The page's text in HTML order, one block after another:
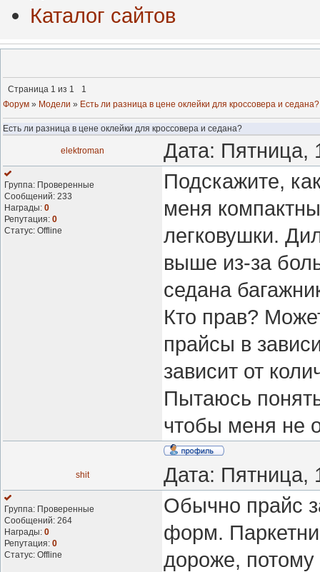
Каталог сайтов
Страница 1 из 1
1
Форум » Модели » Есть ли разница в цене оклейки для кроссовера и седана?
Есть ли разница в цене оклейки для кроссовера и седана?
elektroman Дата:
Группа: Проверенные
Сообщений: 233
Награды: 0
Репутация: 0
Статус: Offline
Подскажите,
меня
легковушки.
выше из-за
седана
Кто прав?
прайсы в
зависит от
Пытаюсь
чтобы меня не
shit Дата:
Группа: Проверенные
Сообщений: 264
Награды: 0
Репутация: 0
Статус: Offline
Обычно прайс
форм.
дороже, потому